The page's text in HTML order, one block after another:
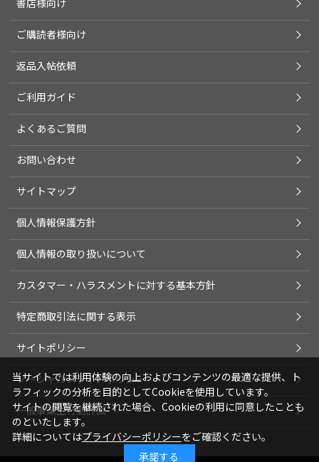
書店様向け
ご購読者様向け
返品入帖依頼
ご利用ガイド
よくあるご質問
お問い合わせ
サイトマップ
個人情報保護方針
個人情報の取り扱いについて
カスタマー・ハラスメントに対する基本方針
特定商取引法に関する表示
サイトポリシー
ソーシャルメディアポリシー
一般事業主行動計画
当サイトでは利用体験の向上およびコンテンツの最適な提供、ト
ラフィックの分析を目的としてCookieを使用しています。
サイトの閲覧を継続された場合、Cookieの利用に同意したことも
のといたします。
詳細についてはプライバシーポリシーをご確認ください。
承諾する